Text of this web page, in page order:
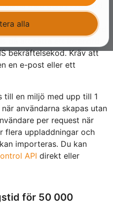
med deras lösenord,
användarna utan lösenord
bekräftelsekod. Kräv att
en e-post eller ett
till en miljö med upp till 1
användarna skapas utan
per request när
flera uppladdningar och
importeras. Du kan
API direkt eller
för 50 000
alla